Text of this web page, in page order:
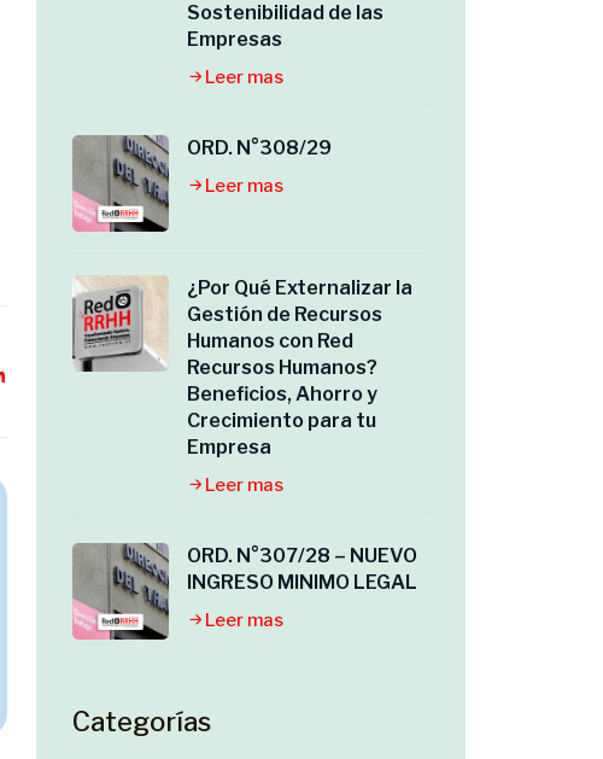
Sostenibilidad de las
Empresas
Leer mas
ORD. N°308/29
Leer mas
¿Por Qué Externalizar la
Gestión de Recursos
Humanos con Red
Recursos Humanos?
Beneficios, Ahorro y
Crecimiento para tu
Empresa
Leer mas
ORD. N°307/28 – NUEVO
INGRESO MINIMO LEGAL
Leer mas
Categorías